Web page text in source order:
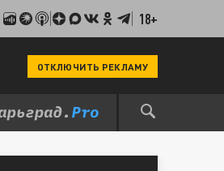
18+
ОТКЛЮЧИТЬ РЕКЛАМУ